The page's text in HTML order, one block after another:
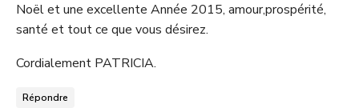
Noël et une excellente Année 2015, amour,prospérité,
santé et tout ce que vous désirez.
Cordialement PATRICIA.
Répondre